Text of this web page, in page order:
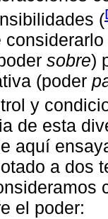
(
sobre)
(poder
y
de esta
aquí
a dos
el poder: